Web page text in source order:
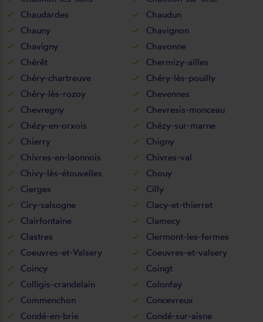
Chaudardes
Chaudun
Chauny
Chavignon
Chavigny
Chavonne
Chérêt
Chermizy-ailles
Chéry-chartreuve
Chéry-lès-pouilly
Chéry-lès-rozoy
Chevennes
Chevregny
Chevresis-monceau
Chézy-en-orxois
Chézy-sur-marne
Chierry
Chigny
Chivres-en-laonnois
Chivres-val
Chivy-lès-étouvelles
Chouy
Cierges
Cilly
Ciry-salsogne
Clacy-et-thierret
Clairfontaine
Clamecy
Clastres
Clermont-les-fermes
Coeuvres-et-Valsery
Coeuvres-et-valsery
Coincy
Coingt
Colligis-crandelain
Colonfay
Commenchon
Concevreux
Condé-en-brie
Condé-sur-aisne